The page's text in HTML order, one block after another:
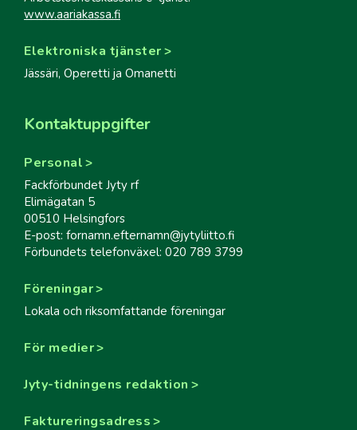
www.aariakassa.fi
Elektroniska tjänster
Jässäri, Operetti ja Omanetti
Kontaktuppgifter
Personal
Fackförbundet Jyty rf
Elimägatan 5
00510 Helsingfors
E-post: fornamn.efternamn@jytyliitto.fi
Förbundets telefonväxel: 020 789 3799
Föreningar
Lokala och riksomfattande föreningar
För medier
Jyty-tidningens redaktion
Faktureringsadress